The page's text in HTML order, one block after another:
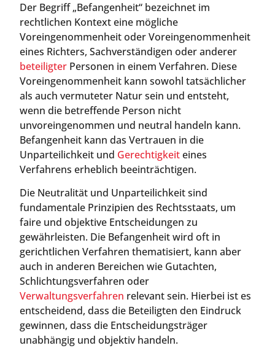
Der Begriff „Befangenheit“ bezeichnet im
rechtlichen Kontext eine mögliche
Voreingenommenheit oder Voreingenommenheit
eines Richters, Sachverständigen oder anderer
beteiligter Personen in einem Verfahren. Diese
Voreingenommenheit kann sowohl tatsächlicher
als auch vermuteter Natur sein und entsteht,
wenn die betreffende Person nicht
unvoreingenommen und neutral handeln kann.
Befangenheit kann das Vertrauen in die
Unparteilichkeit und Gerechtigkeiteines
Verfahrens erheblich beeinträchtigen.
Die Neutralität und Unparteilichkeit sind
fundamentale Prinzipien des Rechtsstaats, um
faire und objektive Entscheidungen zu
gewährleisten. Die Befangenheit wird oft in
gerichtlichen Verfahren thematisiert, kann aber
auch in anderen Bereichen wie Gutachten,
Schlichtungsverfahren oder
Verwaltungsverfahren relevant sein. Hierbei ist es
entscheidend, dass die Beteiligten den Eindruck
gewinnen, dass die Entscheidungsträger
unabhängig und objektiv handeln.